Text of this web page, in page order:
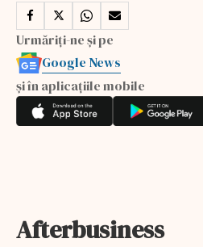
Urmăriți-ne și pe
Google News
și în aplicațiile mobile
Afterbusiness